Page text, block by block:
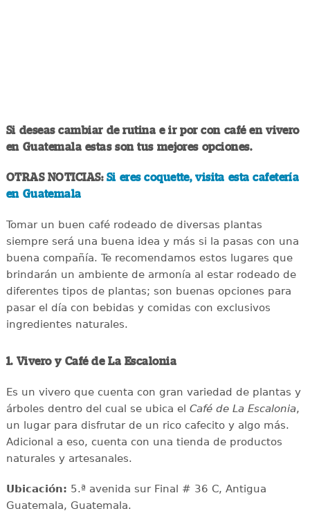
Si deseas cambiar de rutina e ir por con café en vivero
en Guatemala estas son tus mejores opciones.
OTRAS NOTICIAS: Si eres coquette, visita esta cafetería
en Guatemala
Tomar un buen café rodeado de diversas plantas
siempre será una buena idea y más si la pasas con una
buena compañía. Te recomendamos estos lugares que
brindarán un ambiente de armonía al estar rodeado de
diferentes tipos de plantas; son buenas opciones para
pasar el día con bebidas y comidas con exclusivos
ingredientes naturales.
1. Vivero y Café de La Escalonia
Es un vivero que cuenta con gran variedad de plantas y
árboles dentro del cual se ubica el Café de La Escalonia,
un lugar para disfrutar de un rico cafecito y algo más.
Adicional a eso, cuenta con una tienda de productos
naturales y artesanales.
Ubicación: 5.ª avenida sur Final # 36 C, Antigua
Guatemala, Guatemala.